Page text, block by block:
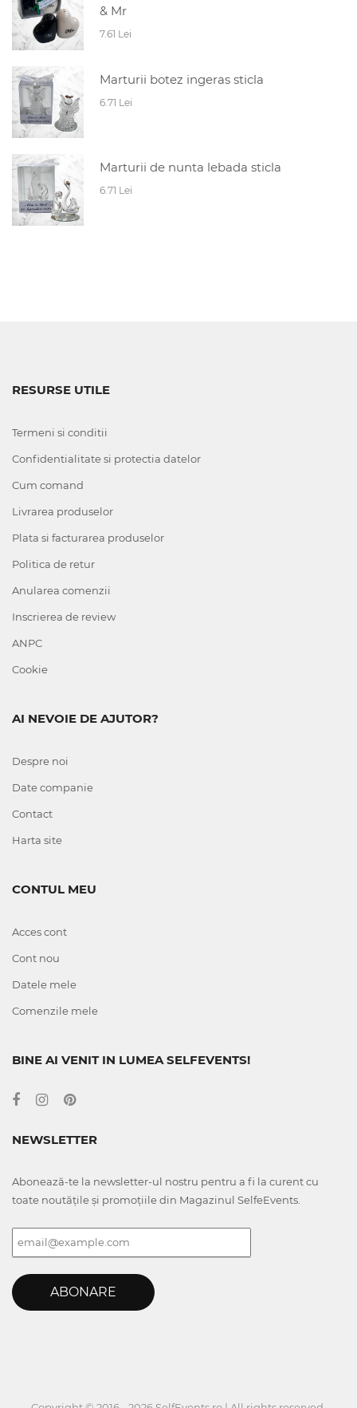
& Mr
7.61 Lei
Marturii botez ingeras sticla
6.71 Lei
Marturii de nunta lebada sticla
6.71 Lei
RESURSE UTILE
Termeni si conditii
Confidentialitate si protectia datelor
Cum comand
Livrarea produselor
Plata si facturarea produselor
Politica de retur
Anularea comenzii
Inscrierea de review
ANPC
Cookie
AI NEVOIE DE AJUTOR?
Despre noi
Date companie
Contact
Harta site
CONTUL MEU
Acces cont
Cont nou
Datele mele
Comenzile mele
BINE AI VENIT IN LUMEA SELFEVENTS!
NEWSLETTER
Abonează-te la newsletter-ul nostru pentru a fi la curent cu
toate noutățile și promoțiile din Magazinul SelfeEvents.
ABONARE